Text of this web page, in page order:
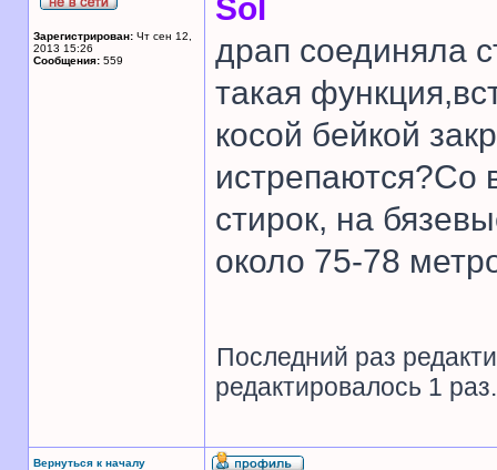
Зарегистрирован: Чт сен 12,
2013 15:26
Сообщения: 559
Sol
драп соединяла
такая
косой бейкой
истрепаются?Со
стирок, на
около 75-78
Последний раз
редактировалось 1 раз.
Вернуться к началу